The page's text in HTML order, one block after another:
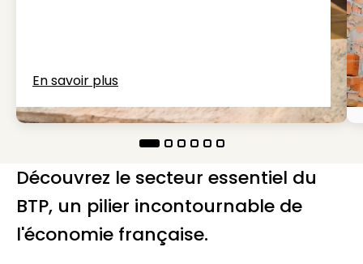
En savoir plus
Découvrez le secteur essentiel du
BTP, un pilier incontournable de
l'économie française.